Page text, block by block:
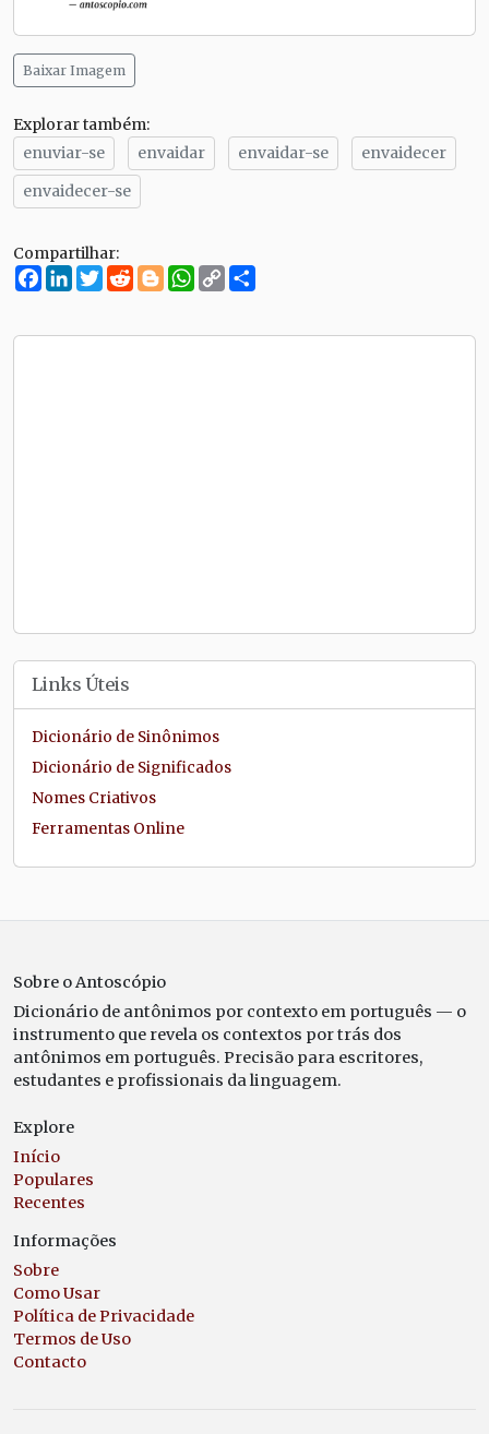
Baixar Imagem
Explorar também:
enuviar-se
envaidar envaidar-se
envaidecer
envaidecer-se
Compartilhar:
Facebook
LinkedIn
Twitter
RedditBloggerWhatsApp
Copy
Link
Links Úteis
Dicionário de Sinônimos
Dicionário de Significados
Nomes Criativos
Ferramentas Online
Sobre o Antoscópio
Dicionário de antônimos por contexto em português — o
instrumento que revela os contextos por trás dos
antônimos em português. Precisão para escritores,
estudantes e profissionais da linguagem.
Explore
Início
Populares
Recentes
Informações
Sobre
Como Usar
Política de Privacidade
Termos de Uso
Contacto